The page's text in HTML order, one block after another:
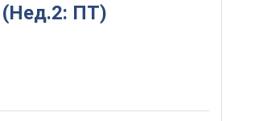
(Нед.2: ПТ)